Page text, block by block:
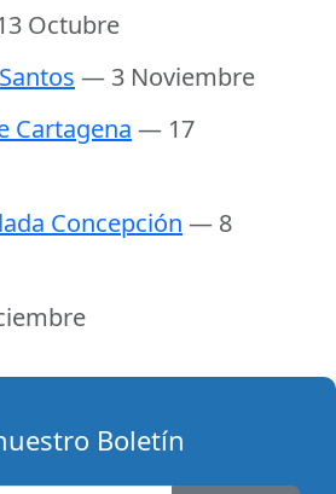
Octubre
— 3 Noviembre
Cartagena — 17
Concepción — 8
Boletín